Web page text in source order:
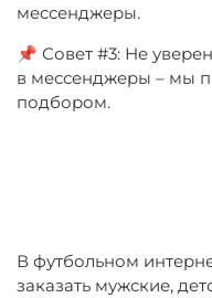
мессенджеры.
📌 Совет #3: Не
в мессенджеры – мы
подбором.
В футбольном
заказать мужские,